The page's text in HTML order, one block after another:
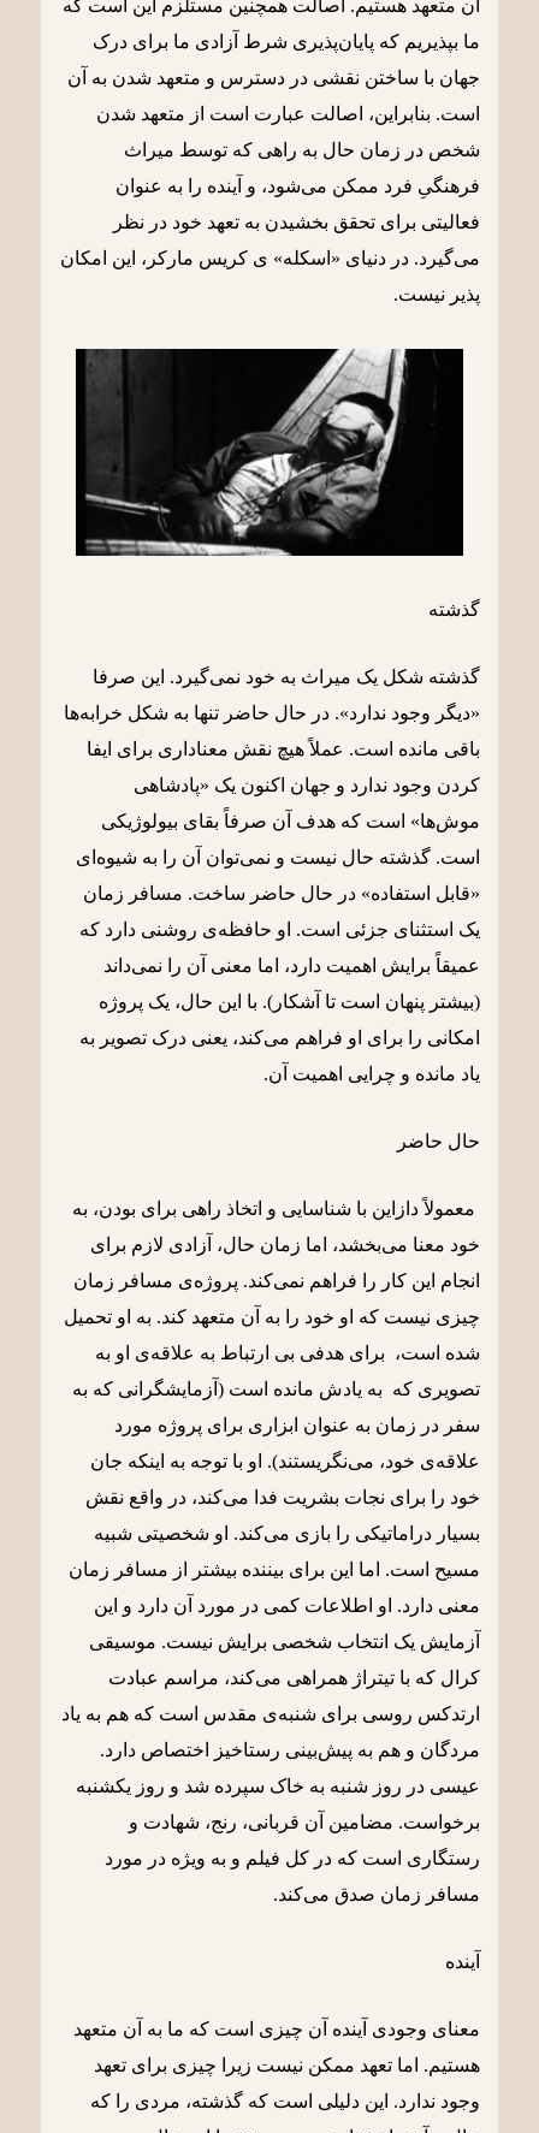
آن متعهد هستیم. اصالت همچنین مستلزم این است که
ما بپذیریم که پایان‌پذیری شرط آزادی ما برای درک
جهان با ساختن نقشی در دسترس و متعهد شدن به آن
است. بنابراین، اصالت عبارت است از متعهد شدن
شخص در زمان حال به راهی که توسط میراث
فرهنگیِ فرد ممکن می‌شود، و آینده را به ‌عنوان
فعالیتی برای تحقق بخشیدن به تعهد خود در نظر
می‌گیرد. در دنیای «اسکله» ی کریس مارکر، این امکان
پذیر نیست.
گذشته
گذشته شکل یک میراث به خود نمی‌گیرد. این صرفا
«دیگر وجود ندارد». در حال حاضر تنها به شکل خرابه‌ها
باقی مانده است. عملاً هیچ نقش معناداری برای ایفا
کردن وجود ندارد و جهان اکنون یک «پادشاهی
موش‌ها» است که هدف آن صرفاً بقای بیولوژیکی
است. گذشته حال نیست و نمی‌توان آن را به شیوه‌ای
«قابل استفاده» در حال حاضر ساخت. مسافر زمان
یک استثنای جزئی است. او حافظه‌ی روشنی دارد که
عمیقاً برایش اهمیت دارد، اما معنی آن را نمی‌داند
(بیشتر پنهان است تا آشکار). با این حال، یک پروژه
امکانی را برای او فراهم می‌کند، یعنی درک تصویر به
یاد مانده و چرایی اهمیت آن.
حال حاضر
معمولاً دازاین با شناسایی و اتخاذ راهی برای بودن، به
خود معنا می‌بخشد، اما زمان حال، آزادی لازم برای
انجام این کار را فراهم نمی‌کند. پروژه‌ی مسافر زمان
چیزی نیست که او خود را به آن متعهد کند. به او تحمیل
شده است، برای هدفی بی ارتباط به علاقه‌ی او به
تصویری که به یادش مانده است (آزمایشگرانی که به
سفر در زمان به عنوان ابزاری برای پروژه مورد
علاقه‌ی خود، می‌نگریستند). او با توجه به اینکه جان
خود را برای نجات بشریت فدا می‌کند، در واقع نقش
بسیار دراماتیکی را بازی می‌کند. او شخصیتی شبیه
مسیح است. اما این برای بیننده بیشتر از مسافر زمان
معنی دارد. او اطلاعات کمی در مورد آن دارد و این
آزمایش یک انتخاب شخصی برایش نیست. موسیقی
کرال که با تیتراژ همراهی می‌کند، مراسم عبادت
ارتدکس روسی برای شنبه‌ی مقدس است که هم به یاد
مردگان و هم به پیش‌بینی رستاخیز اختصاص دارد.
عیسی در روز شنبه به خاک سپرده شد و روز یکشنبه
برخواست. مضامین آن قربانی، رنج، شهادت و
رستگاری است که در کل فیلم و به ویژه در مورد
مسافر زمان صدق می‌کند.
آینده
معنای وجودی آینده آن چیزی است که ما به آن متعهد
هستیم. اما تعهد ممکن نیست زیرا چیزی برای تعهد
وجود ندارد. این دلیلی است که گذشته، مردی را که